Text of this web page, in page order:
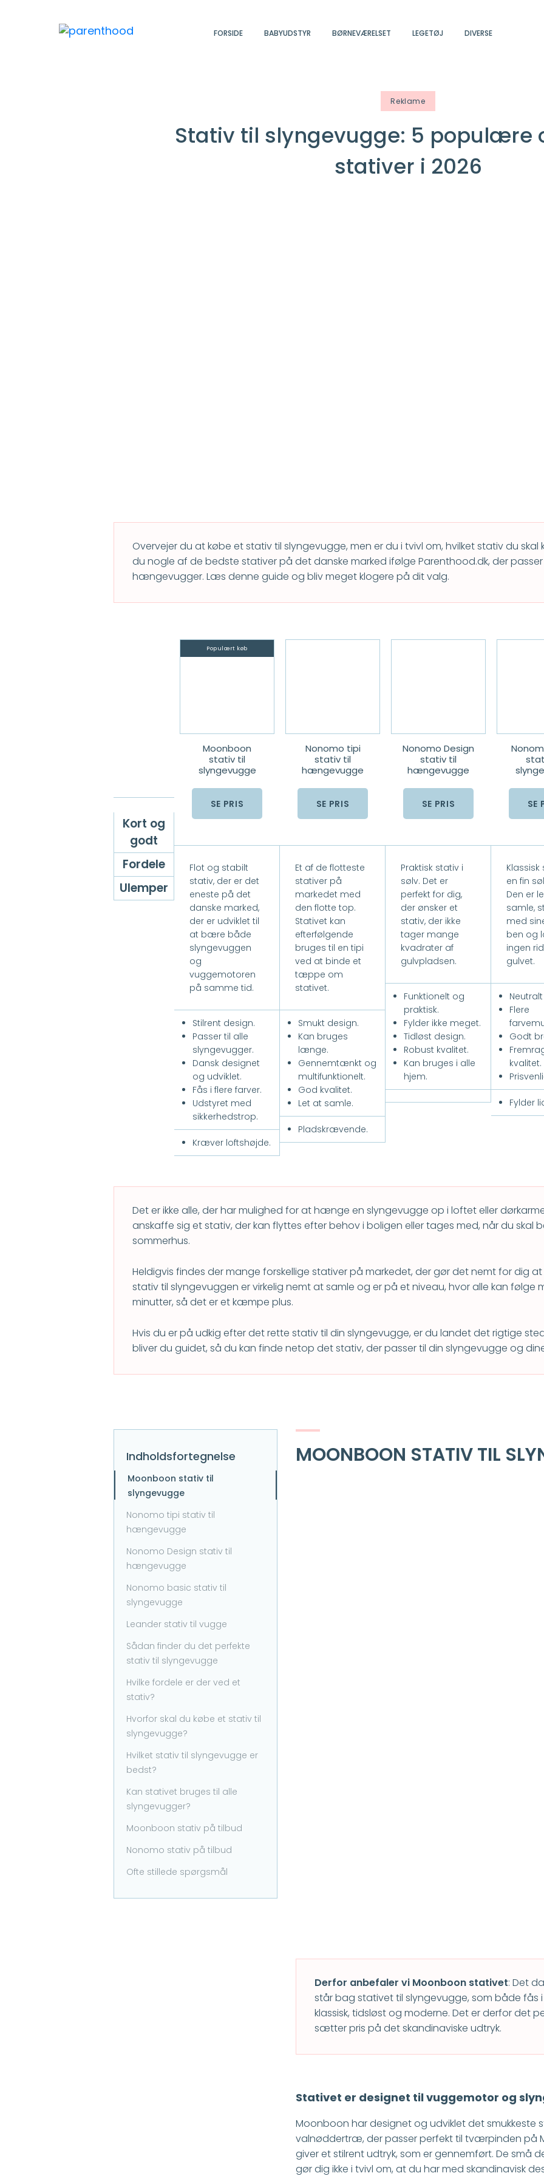
FORSIDE BABYUDSTYR BØRNEVÆRELSET LEGETØJ DIVERSE
Reklame
Stativ til slyngevugge: 5 populære
stativer i 2026
Overvejer du at købe et stativ til slyngevugge, men er du i tvivl om, hvilket stativ du
du nogle af de bedste stativer på det danske marked ifølge Parenthood.dk, der
hængevugger. Læs denne guide og bliv meget klogere på dit valg.
Kort og
godt
Fordele
Ulemper
Populært køb
Moonboon
stativ til
slyngevugge
SE PRIS
Flot og stabilt
stativ, der er det
eneste på det
danske marked,
der er udviklet til
at bære både
slyngevuggen
og
vuggemotoren
på samme tid.
Stilrent design.
Passer til alle
slyngevugger.
Dansk designet
og udviklet.
Fås i flere farver.
Udstyret med
sikkerhedstrop.
Kræver loftshøjde.
Nonomo tipi
stativ til
hængevugge
SE PRIS
Et af de flotteste
stativer på
markedet med
den flotte top.
Stativet kan
efterfølgende
bruges til en tipi
ved at binde et
tæppe om
stativet.
Smukt design.
Kan bruges
længe.
Gennemtænkt og
multifunktionelt.
God kvalitet.
Let at samle.
Pladskrævende.
Nonomo Design
stativ til
hængevugge
SE PRIS
Praktisk stativ i
sølv. Det er
perfekt for dig,
der ønsker et
stativ, der ikke
tager mange
kvadrater af
gulvpladsen.
Funktionelt og
praktisk.
Fylder ikke meget.
Tidløst design.
Robust kvalitet.
Kan bruges i alle
hjem.
SE
Klassisk
en fin
Den er
samle,
med
ben og
ingen
gulvet.
Flere
Godt
kvalitet.
Fylder
Det er ikke alle, der har mulighed for at hænge en slyngevugge op i loftet eller
anskaffe sig et stativ, der kan flyttes efter behov i boligen eller tages med, når du skal
sommerhus.
Heldigvis findes der mange forskellige stativer på markedet, der gør det nemt for dig
stativ til slyngevuggen er virkelig nemt at samle og er på et niveau, hvor alle kan følge
minutter, så det er et kæmpe plus.
Hvis du er på udkig efter det rette stativ til din slyngevugge, er du landet det rigtige
bliver du guidet, så du kan finde netop det stativ, der passer til din slyngevugge og
Indholdsfortegnelse
Moonboon stativ til
slyngevugge
Nonomo tipi stativ til
hængevugge
Nonomo Design stativ til
hængevugge
Nonomo basic stativ til
slyngevugge
Leander stativ til vugge
Sådan finder du det perfekte
stativ til slyngevugge
Hvilke fordele er der ved et
stativ?
Hvorfor skal du købe et stativ til
slyngevugge?
Hvilket stativ til slyngevugge er
bedst?
Kan stativet bruges til alle
slyngevugger?
Moonboon stativ på tilbud
Nonomo stativ på tilbud
Ofte stillede spørgsmål
MOONBOON STATIV TIL
Derfor anbefaler vi Moonboon stativet: Det
står bag stativet til slyngevugge, som både fås
klassisk, tidsløst og moderne. Det er derfor det
sætter pris på det skandinaviske udtryk.
Stativet er designet til vuggemotor og
Moonboon har designet og udviklet det smukkeste
valnøddertræ, der passer perfekt til tværpinden på
giver et stilrent udtryk, som er gennemført. De små
gør dig ikke i tvivl om, at du har med skandinavisk